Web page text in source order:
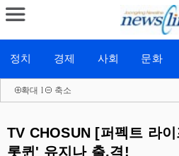
정치 경제 사회 문화
확대 l 축소
TV CHOSUN [퍼펙트 라
롯퀸' 유지나 출.격!